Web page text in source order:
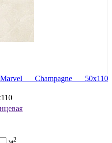
Champagne 50x110
2